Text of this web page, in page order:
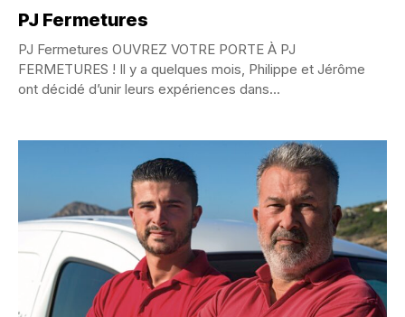
PJ Fermetures
PJ Fermetures OUVREZ VOTRE PORTE À PJ
FERMETURES ! Il y a quelques mois, Philippe et Jérôme
ont décidé d’unir leurs expériences dans...